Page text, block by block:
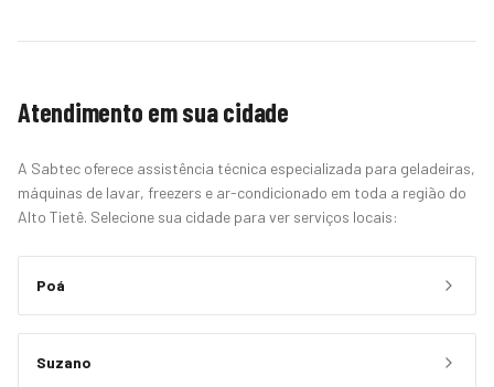
Atendimento em sua cidade
A Sabtec oferece assistência técnica especializada para geladeiras,
máquinas de lavar, freezers e ar-condicionado em toda a região do
Alto Tietê. Selecione sua cidade para ver serviços locais:
Poá
Suzano